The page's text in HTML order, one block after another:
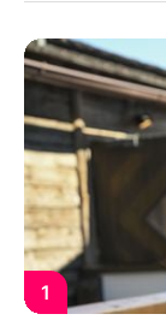
1